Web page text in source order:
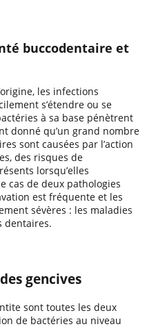
buccodentaire et
les infections
s’étendre ou se
à sa base pénètrent
donné qu’un grand nombre
sont causées par l’action
des risques de
lorsqu’elles
cas de deux pathologies
est fréquente et les
sévères : les maladies
dentaires.
gencives
sont toutes les deux
de bactéries au niveau